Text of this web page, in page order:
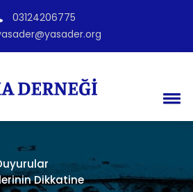
03124206775
Dikkatine